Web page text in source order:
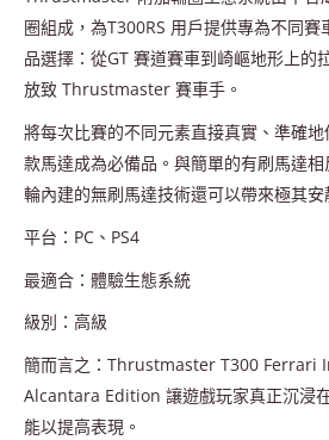
圈組成，為T300RS 用戶提供專為不同
品選擇：從GT 賽道賽車到崎嶇地形上的
放致 Thrustmaster 賽車手。
將每次比賽的不同元素直接真實、準確
款馬達成為必備品。與簡單的有刷馬達
輪內建的無刷馬達技術還可以帶來極其安
平台：PC、PS4
最適合：體驗生態系統
級別：高級
簡而言之：Thrustmaster T300 Ferrari
Alcantara Edition 讓遊戲玩家真正沉浸
能以提高表現。